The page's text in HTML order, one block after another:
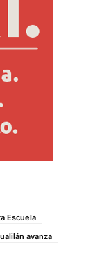
Escuela
ualilán avanza